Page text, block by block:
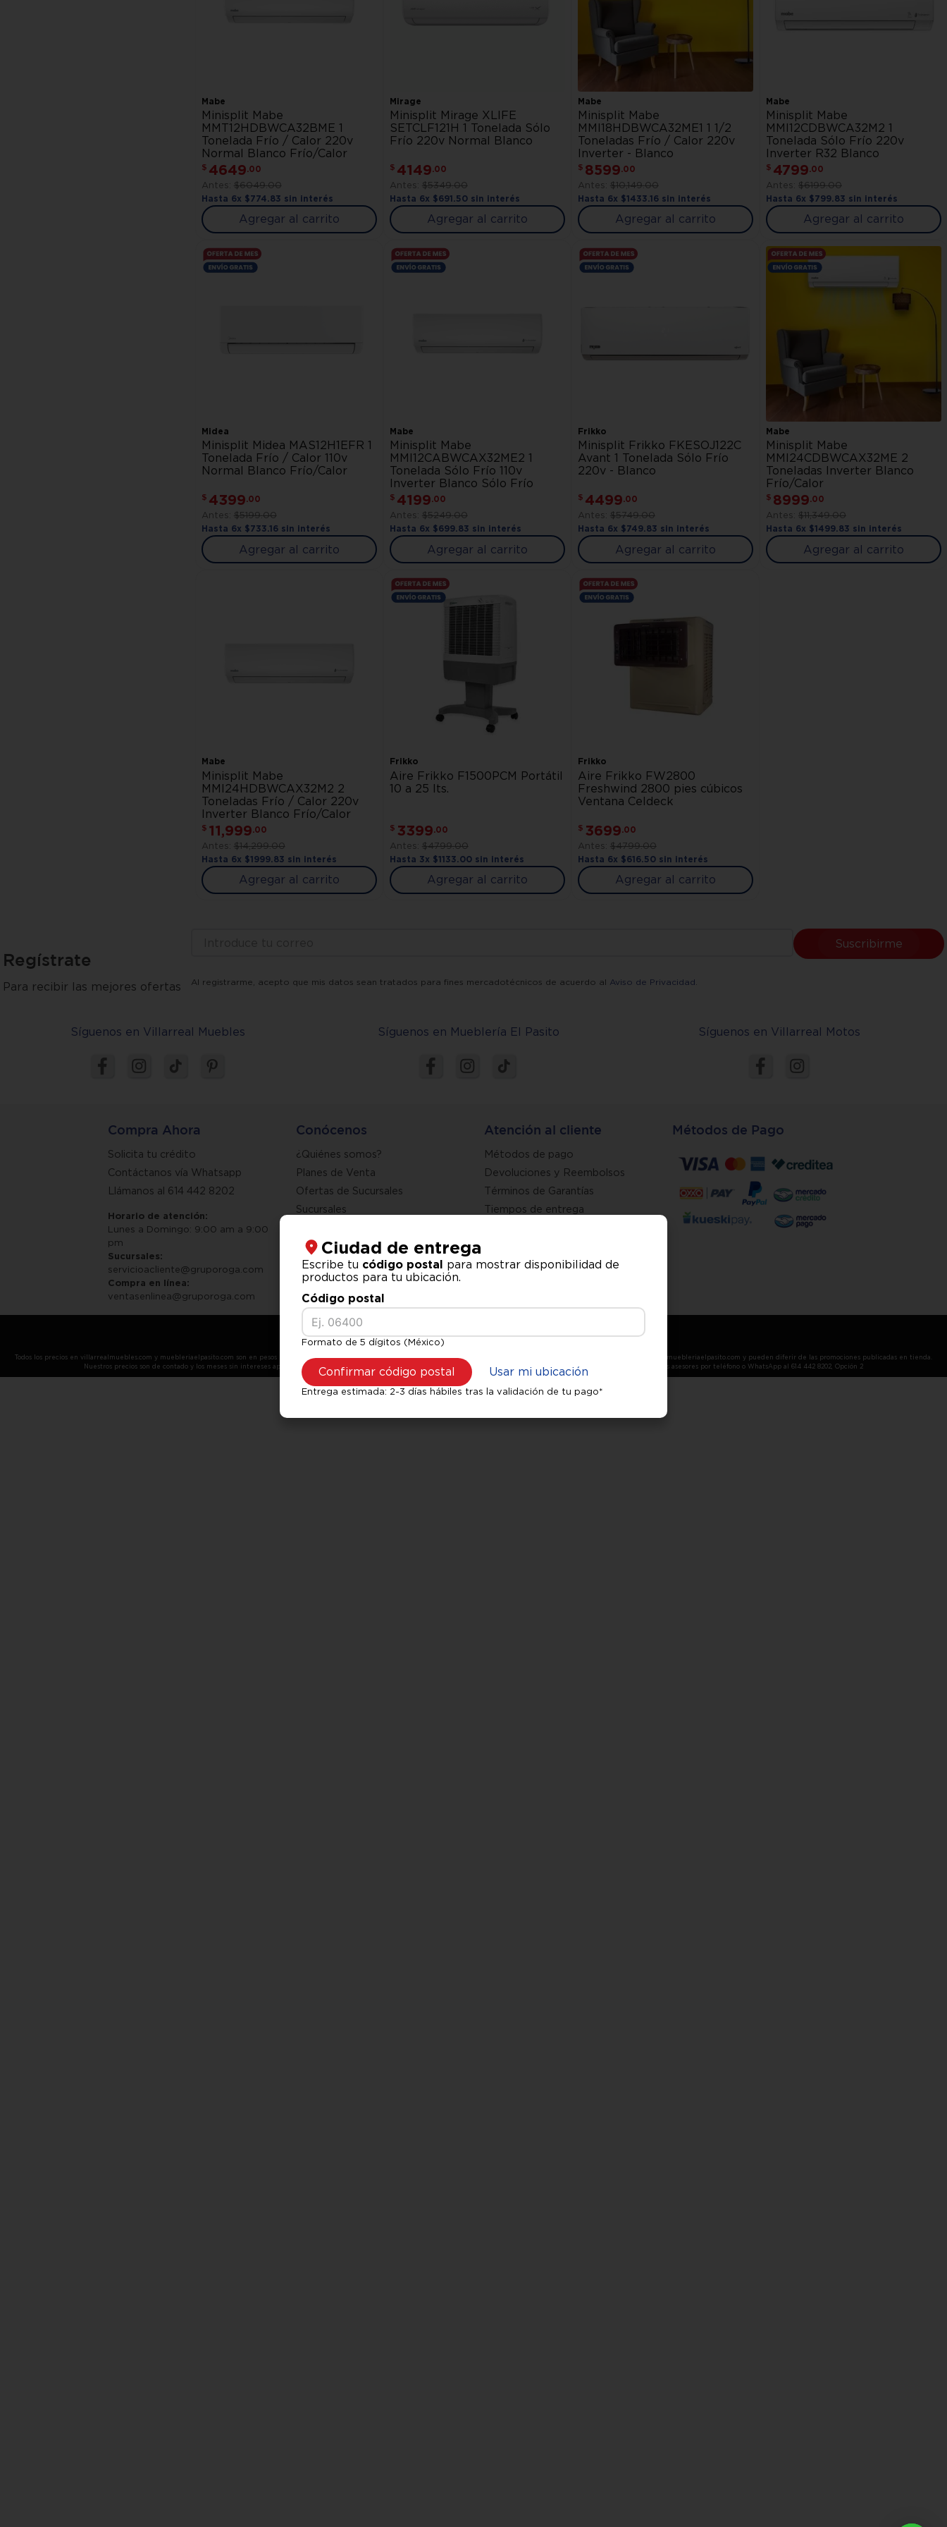
Mabe
Minisplit Mabe
MMT12HDBWCA32BME 1
Tonelada Frío / Calor 220v
Normal Blanco Frío/Calor
$ 4649.00
$6049.00
Hasta 6x $774. 83 sin interés
Agregar al carrito
Mirage
Minisplit Mirage XLIFE
SETCLF121H 1 Tonelada Sólo
Frío 220v Normal Blanco
$ 4149.00
$5349.00
Hasta 6x $691. 50sin interés
Agregar al carrito
Mabe
Minisplit Mabe
MMI18HDBWCA32ME1 1 1/2
Toneladas Frío / Calor 220v
Inverter - Blanco
$ 8599.00
$10,149.00
Hasta 6x $1433.16sin interés
Agregar al carrito
Mabe
Minisplit Mabe
MMI12CDBWCA32M2 1
Tonelada Sólo Frío 220v
Inverter R32 Blanco
$ 4799.00
$6199.00
Hasta 6x $799. 83 sin interés
Agregar al carrito
Midea
Minisplit Midea MAS12H1EFR 1
Tonelada Frío / Calor 110v
Normal Blanco Frío/Calor
$ 4399.00
$5199.00
Hasta 6x $733.16sin interés
Agregar al carrito
Mabe
Minisplit Mabe
MMI12CABWCAX32ME2 1
Tonelada Sólo Frío 110v
Inverter Blanco Sólo Frío
$ 4199.00
$5249.00
Hasta 6x $699. 83 sin interés
Agregar al carrito
Frikko
Minisplit Frikko FKESOJ122C
Avant 1 Tonelada Sólo Frío
220v - Blanco
$ 4499.00
$5749.00
Hasta 6x $749. 83 sin interés
Agregar al carrito
Mabe
Minisplit Mabe
MMI24CDBWCAX32ME 2
Toneladas Inverter Blanco
Frío/Calor
$ 8999.00
$11,349.00
Hasta 6x $1499. 83 sin interés
Agregar al carrito
Mabe
Minisplit Mabe
MMI24HDBWCAX32M2 2
Toneladas Frío / Calor 220v
Inverter Blanco Frío/Calor
$ 11,999.00
$14,299.00
Hasta 6x $1999. 83 sin interés
Agregar al carrito
Frikko
Aire Frikko F1500PCM Portátil
10 a 25 lts.
$ 3399.00
$4799.00
Hasta 3x $1133. 00sin interés
Agregar al carrito
Frikko
Aire Frikko FW2800
Freshwind 2800 pies cúbicos
Ventana Celdeck
$ 3699.00
$4799.00
Hasta 6x $616. 50sin interés
Agregar al carrito
Regístrate
Para recibir las mejores ofertas
Suscribirme
Al registrarme, acepto que mis datos sean tratados para fines mercadotécnicos de acuerdo al Aviso de Privacidad
Síguenos en Villarreal Muebles Síguenos en Mueblería El Pasito Síguenos en Villarreal Motos
Compra Ahora
Solicita tu crédito
Contáctanos vía Whatsapp
Llámanos al 614 442 8202
Horario de atención:
Lunes a Domingo: 9:00 am a 9:00
pm
Sucursales:
servicioacliente@gruporoga.com
Compra en línea:
ventasenlinea@gruporoga.com
Conócenos
¿Quiénes somos?
Planes de Venta
Ofertas de Sucursales
Sucursales
Atención al cliente
Métodos de pago
Devoluciones y Reembolsos
Términos de Garantías
Tiempos de entrega
Métodos de Pago
Todos los precios en villarrealmuebles.com y muebleriaelpasito.com son en pesos mexicanos e incluyen impuestos. Los precios y promociones de nuestro sitio web son exclusivos de villarrealbles.com y muebleriaelpasito.com y pueden diferir de las promociones publicadas en tienda.
Nuestros precios son de contado y los meses sin intereses aplican únicamente con tarjetas participantes. Para nuestros planes de crédito, favor de comunicarse con uno de nuestros asesores por teléfono o WhatsApp al 614 442 8202, Opción 2
Ciudad de entrega
Escribe tu código postal para mostrar disponibilidad de
productos para tu ubicación.
Código postal
Formato de 5 dígitos (México)
Confirmar código postal Usar mi ubicación
Entrega estimada: 2-3 días hábiles tras la validación de tu pago*